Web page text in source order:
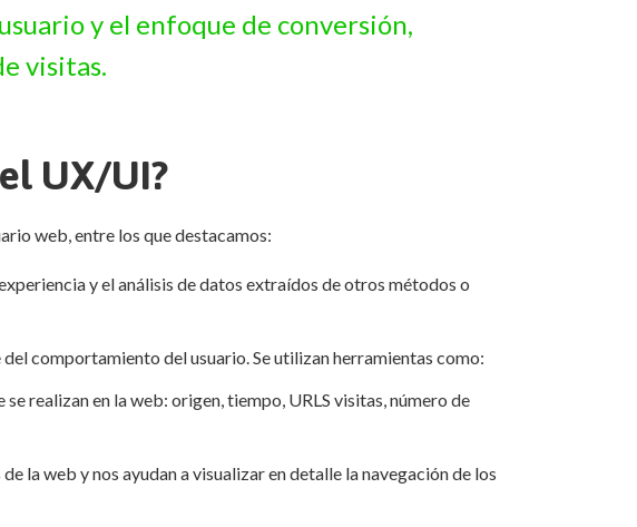
y el enfoque de conversión,
visitas.
UX/UI?
web, entre los que destacamos:
y el análisis de datos extraídos de otros métodos o
comportamiento del usuario. Se utilizan herramientas como:
realizan en la web: origen, tiempo, URLS visitas, número de
de la web y nos ayudan a visualizar en detalle la navegación de los